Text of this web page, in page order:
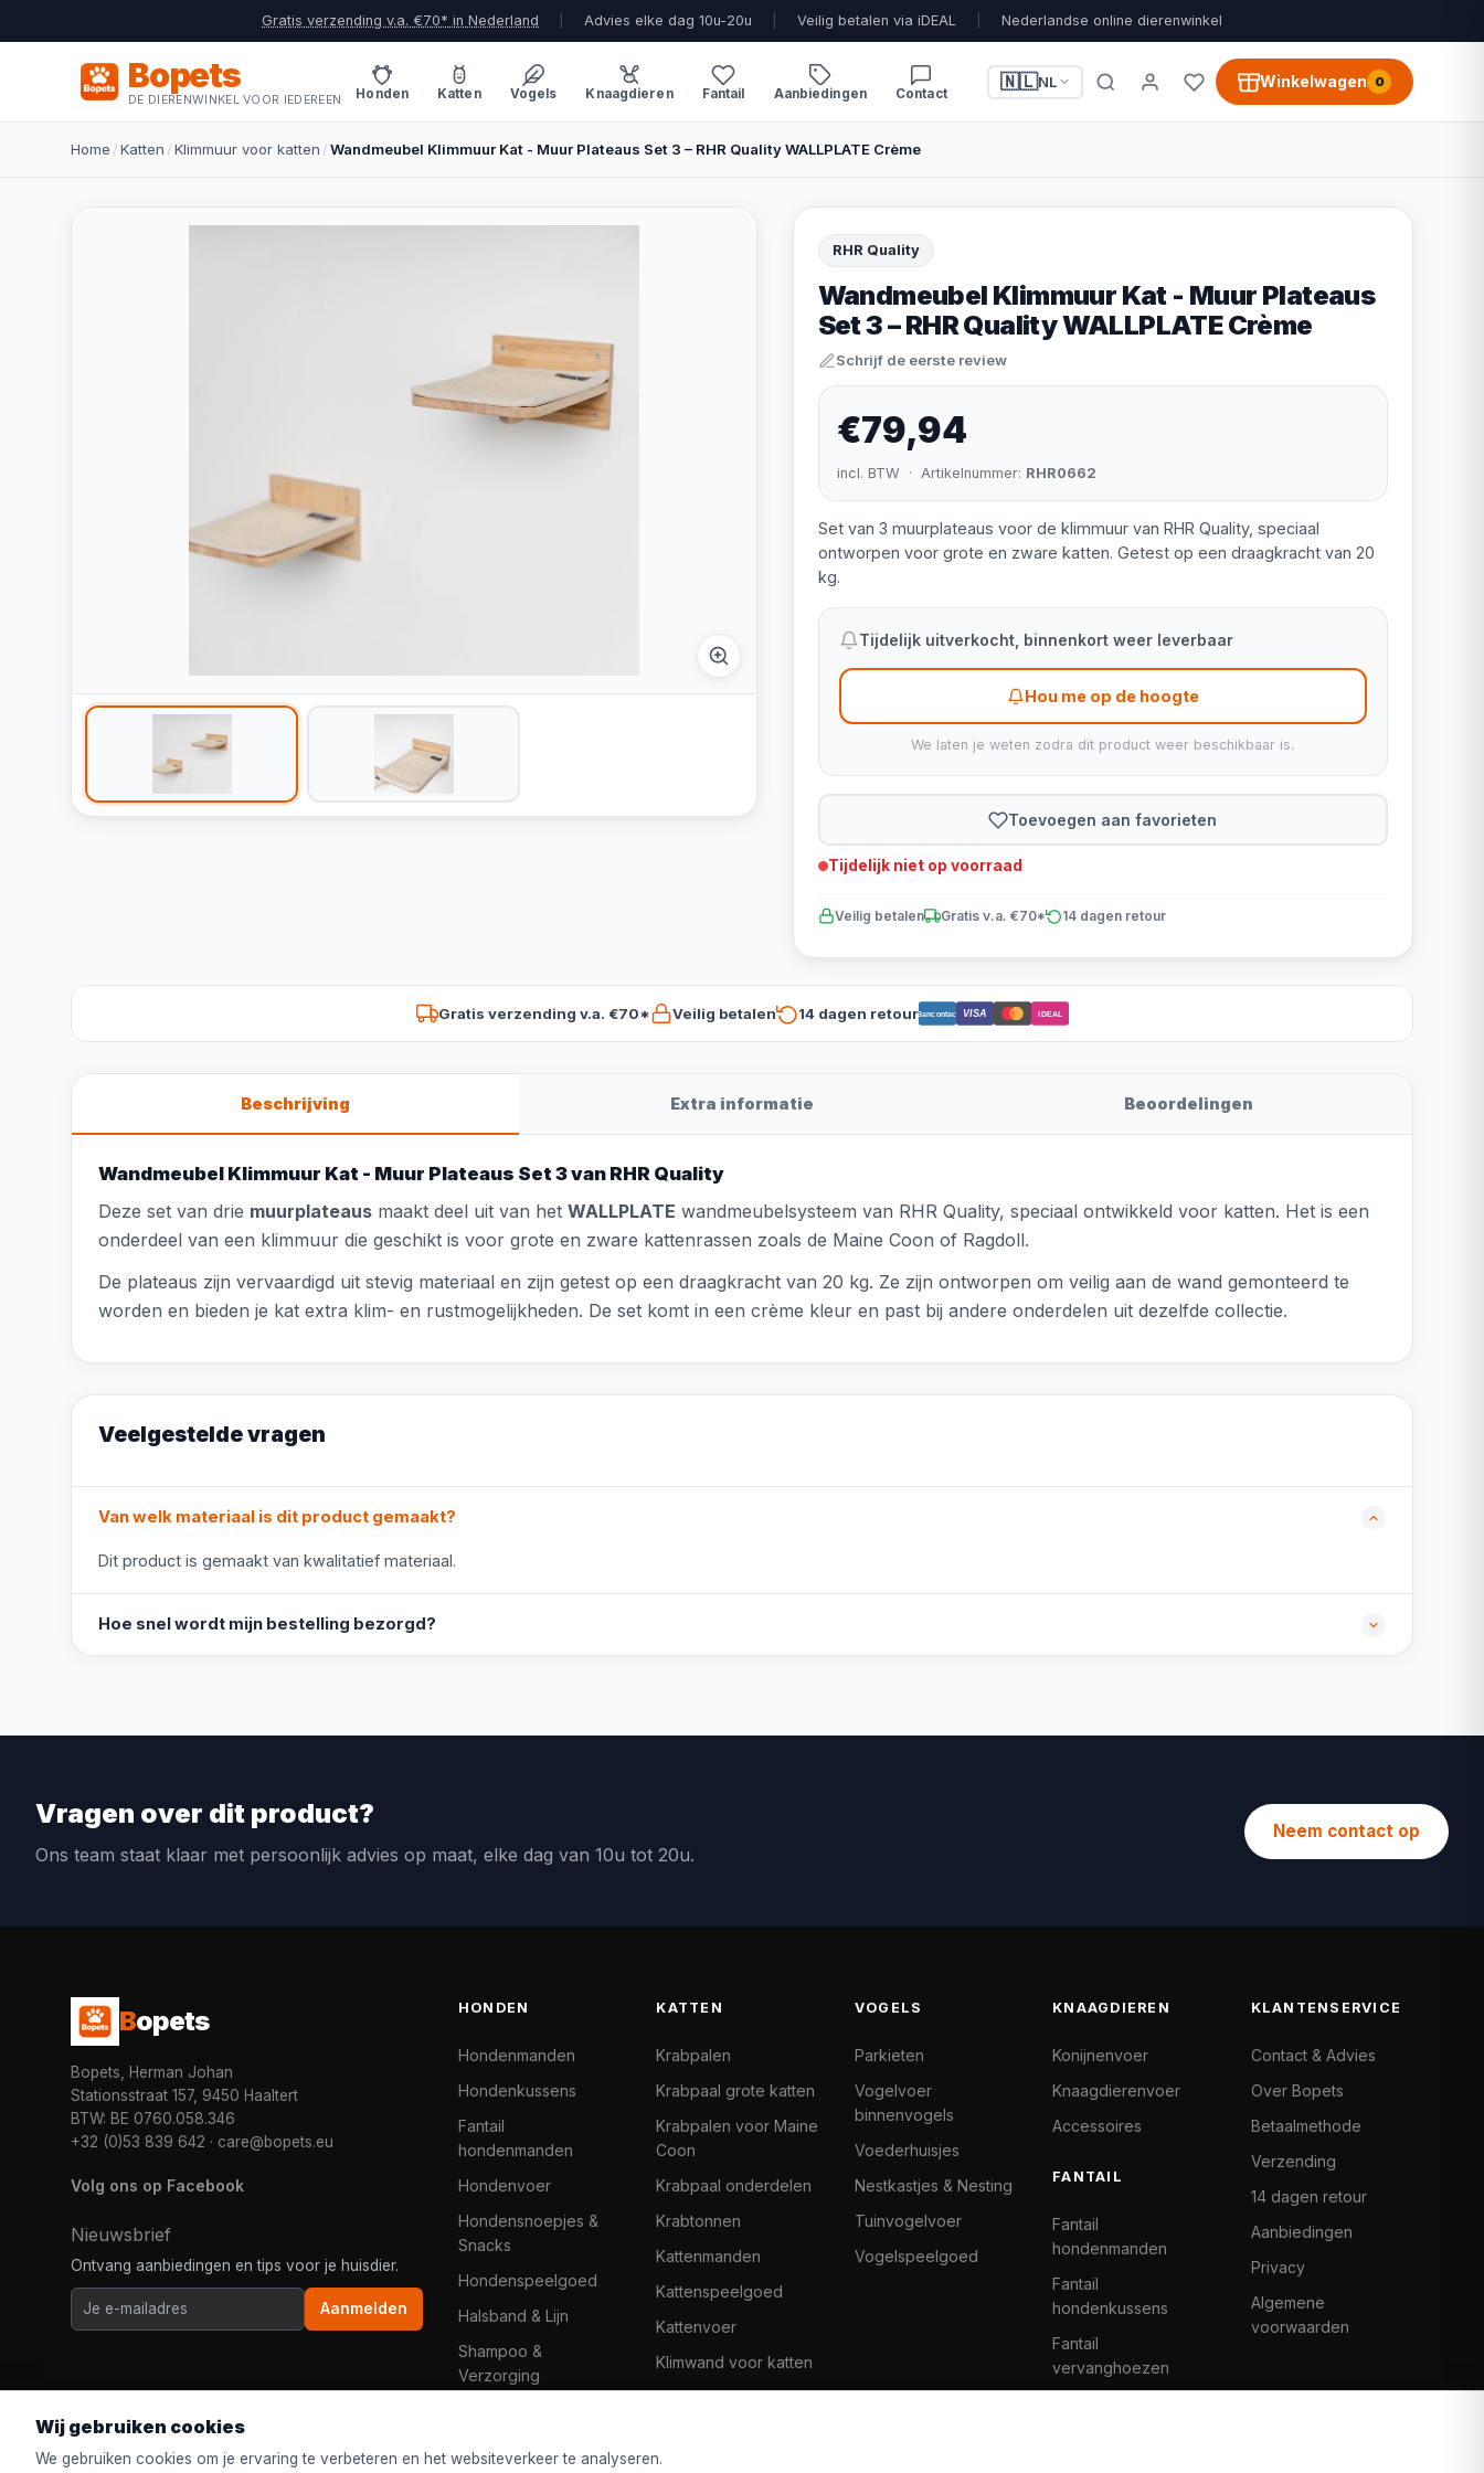
Gratis verzending v.a. €70* in Nederland Advies elke dag 10u-20u Veilig betalen via iDEAL Nederlandse online dierenwinkel
Bopets
DE DIERENWINKEL VOOR IEDEREEN Honden Katten Vogels Knaagdieren Fantail Aanbiedingen Contact
🇳🇱NL Winkelwagen 0
Home /Katten /Klimmuur voor katten /Wandmeubel Klimmuur Kat - Muur Plateaus Set 3 – RHR Quality WALLPLATE Crème
RHR Quality
Wandmeubel Klimmuur Kat - Muur Plateaus
Set 3 – RHR Quality WALLPLATE Crème
Schrijf de eerste review
€79,94
incl. BTW · Artikelnummer: RHR0662
Set van 3 muurplateaus voor de klimmuur van RHR Quality, speciaal
ontworpen voor grote en zware katten. Getest op een draagkracht van 20
kg.
Tijdelijk uitverkocht, binnenkort weer leverbaar
Hou me op de hoogte
We laten je weten zodra dit product weer beschikbaar is.
Toevoegen aan favorieten
Tijdelijk niet op voorraad
Veilig betalen Gratis v.a. €70* 14 dagen retour
Gratis verzending v.a. €70* Veilig betalen 14 dagen retourBancontact VISA iDEAL
Beschrijving Extra informatie Beoordelingen
Wandmeubel Klimmuur Kat - Muur Plateaus Set 3 van RHR Quality
Deze set van drie muurplateaus maakt deel uit van het WALLPLATE wandmeubelsysteem van RHR Quality, speciaal ontwikkeld voor katten. Het is een
onderdeel van een klimmuur die geschikt is voor grote en zware kattenrassen zoals de Maine Coon of Ragdoll.
De plateaus zijn vervaardigd uit stevig materiaal en zijn getest op een draagkracht van 20 kg. Ze zijn ontworpen om veilig aan de wand gemonteerd te
worden en bieden je kat extra klim- en rustmogelijkheden. De set komt in een crème kleur en past bij andere onderdelen uit dezelfde collectie.
Veelgestelde vragen
Van welk materiaal is dit product gemaakt?
Dit product is gemaakt van kwalitatief materiaal.
Hoe snel wordt mijn bestelling bezorgd?
Vragen over dit product?
Ons team staat klaar met persoonlijk advies op maat, elke dag van 10u tot 20u.
Neem contact op
Bopets
Bopets, Herman Johan
Stationsstraat 157, 9450 Haaltert
BTW: BE 0760.058.346
+32 (0)53 839 642 · care@bopets.eu
Volg ons op Facebook
Nieuwsbrief
Ontvang aanbiedingen en tips voor je huisdier.
Aanmelden
HONDEN
Hondenmanden
Hondenkussens
Fantail
hondenmanden
Hondenvoer
Hondensnoepjes &
Snacks
Hondenspeelgoed
Halsband & Lijn
Shampoo &
Verzorging
KATTEN
Krabpalen
Krabpaal grote katten
Krabpalen voor Maine
Coon
Krabpaal onderdelen
Krabtonnen
Kattenmanden
Kattenspeelgoed
Kattenvoer
Klimwand voor katten
VOGELS
Parkieten
Vogelvoer
binnenvogels
Voederhuisjes
Nestkastjes & Nesting
Tuinvogelvoer
Vogelspeelgoed
KNAAGDIEREN
Konijnenvoer
Knaagdierenvoer
Accessoires
FANTAIL
Fantail
hondenmanden
Fantail
hondenkussens
Fantail
vervanghoezen
KLANTENSERVICE
Contact & Advies
Over Bopets
Betaalmethode
Verzending
14 dagen retour
Aanbiedingen
Privacy
Algemene
voorwaarden
Wij gebruiken cookies
We gebruiken cookies om je ervaring te verbeteren en het websiteverkeer te analyseren.